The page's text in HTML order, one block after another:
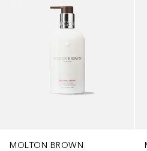
MOLTON BROWN